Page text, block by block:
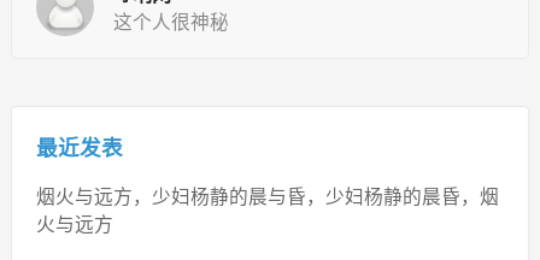
这个人很神秘
最近发表
烟火与远方，少妇杨静的晨与昏，少妇杨静的晨昏，烟
火与远方